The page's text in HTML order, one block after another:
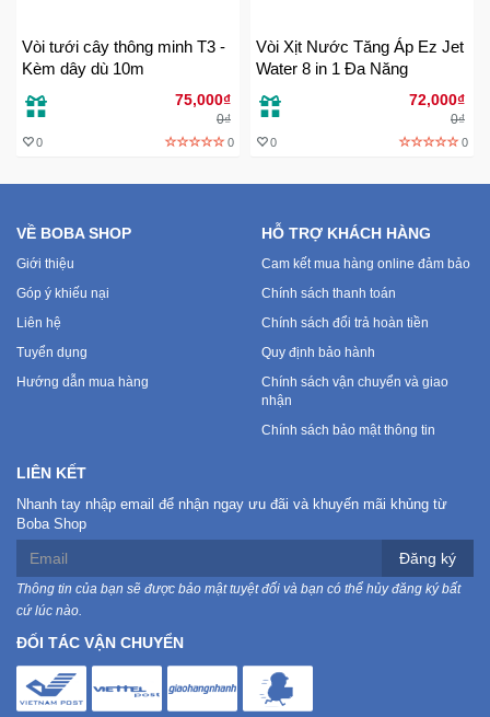
Chơi
Trẻ
Đồng
Kiện
Nhà
Cửa
Và
Sống
Tính
Thiết
Bị
Văn
Phòng
Sức
Khỏe
Vòi tưới cây thông minh T3 -
Kèm dây dù 10m
75,000₫
0₫
0 0
Vòi Xịt Nước Tăng Áp Ez Jet
Water 8 in 1 Đa Năng
72,000₫
0₫
0 0
VỀ BOBA SHOP
Giới thiệu
Góp ý khiếu nại
Liên hệ
Tuyển dụng
Hướng dẫn mua hàng
HỖ TRỢ KHÁCH HÀNG
Cam kết mua hàng online đảm bảo
Chính sách thanh toán
Chính sách đổi trả hoàn tiền
Quy định bảo hành
Chính sách vận chuyển và giao
nhận
Chính sách bảo mật thông tin
LIÊN KẾT
Nhanh tay nhập email để nhận ngay ưu đãi và khuyến mãi khủng từ
Boba Shop
Đăng ký
Thông tin của bạn sẽ được bảo mật tuyệt đối và bạn có thể hủy đăng ký bất
cứ lúc nào.
ĐỐI TÁC VẬN CHUYỂN